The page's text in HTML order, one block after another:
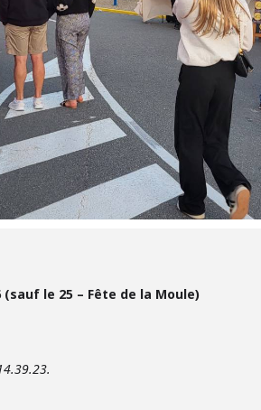
(sauf le 25 – Fête de la Moule)